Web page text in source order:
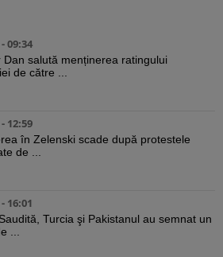
09:34
Dan salută menținerea ratingului
de către ...
12:59
în Zelenski scade după protestele
de ...
16:01
Turcia şi Pakistanul au semnat un
...